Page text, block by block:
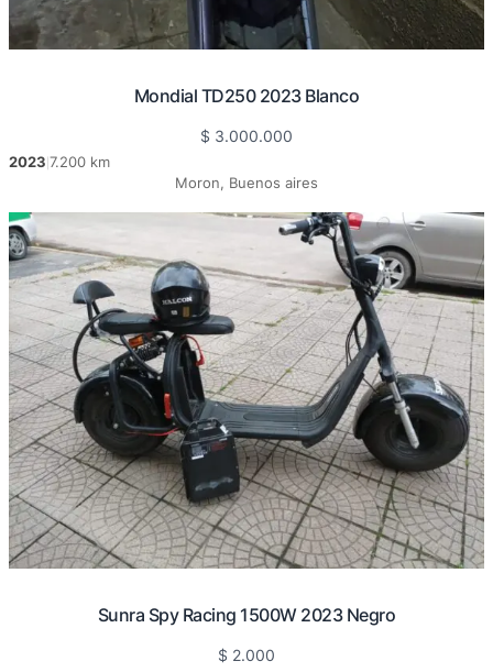
Mondial TD250 2023 Blanco
$ 3.000.000
2023 7.200 km
Moron, Buenos aires
Sunra Spy Racing 1500W 2023 Negro
$ 2.000